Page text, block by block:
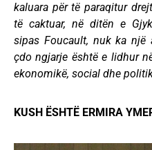
kaluara për të paraqitur
të caktuar, në ditën e
sipas Foucault, nuk ka një
çdo ngjarje është e lidhur
ekonomikë, social dhe
KUSH ËSHTË ERMIRA